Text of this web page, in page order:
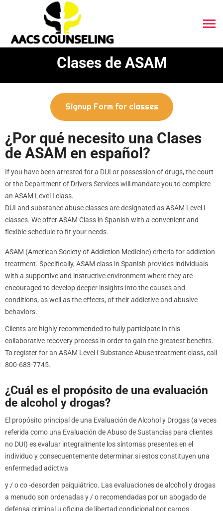
Clases de ASAM
Signup Form for classes
¿Por qué necesito una Clases
de ASAM en español?
If you have been arrested for a DUI or possession of drugs, the court
or the Department of Drivers Services will mandate you to complete
an ASAM Level I class.
DUI and substance abuse classes are designated as ASAM Level I
classes. We offer ASAM Class in Spanish with a convenient and
flexible schedule to fit your needs.
ASAM (American Society of Addiction Medicine) criteria for addiction
treatment. Specifically, ASAM class in Spanish provides individuals
with a supportive and instructive environment where they are
encouraged to develop deeper insights into the causes and
conditions, as well as the effects, of their addictive and abusive
behaviors.
Clients are highly recommended to fully participate in this
collaborative recovery process in order to gain the greatest benefits.
To register for an ASAM Level I Substance Abuse treatment class, call
800-683-7745.
¿Cuál es el propósito de una evaluación
de alcohol y drogas?
El propósito principal de una Evaluación de Alcohol y Drogas (a veces
referida como una Evaluación de Abuso de Sustancias para clientes
no DUI) es evaluar integralmente los síntomas presentes en el
individuo y consecuentemente determinar si estos constituyen una
enfermedad adictiva
y / o co -desorden psiquiátrico. Las evaluaciones de alcohol y drogas
a menudo son ordenadas y / o recomendadas por un abogado de
defensa criminal u oficina de libertad condicional por cargos